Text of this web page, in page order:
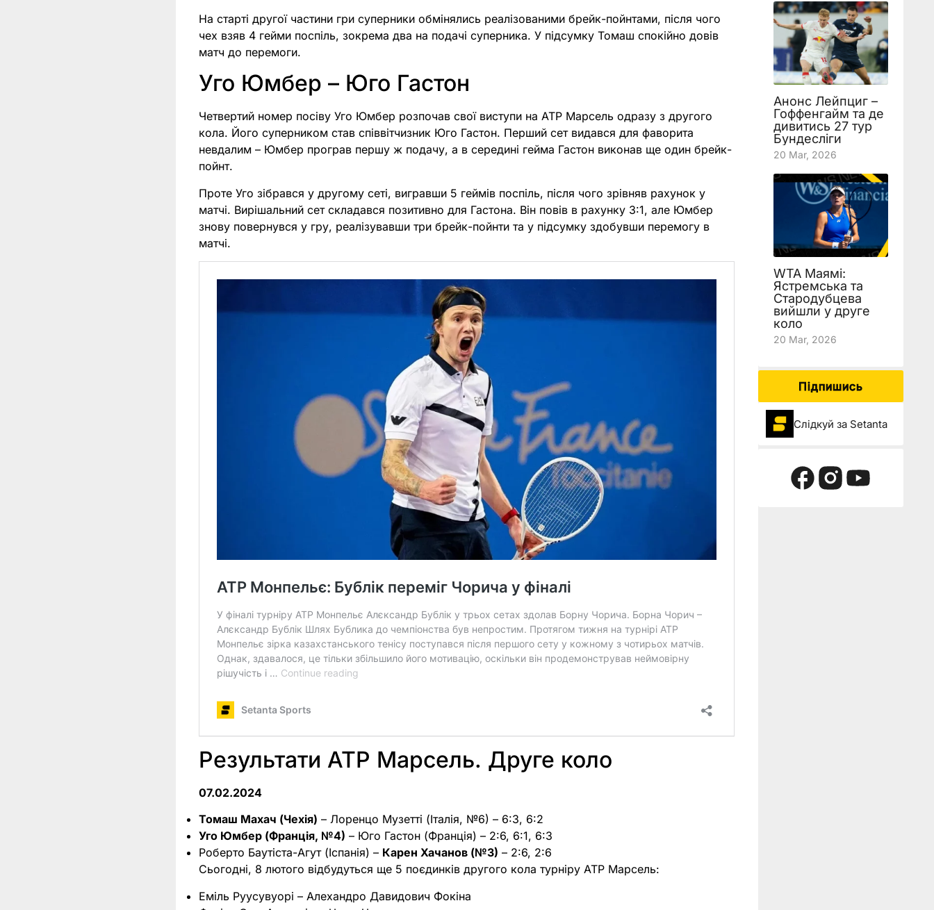
На старті другої частини гри суперники обмінялись реалізованими брейк-пойнтами, після чого
чех взяв 4 гейми поспіль, зокрема два на подачі суперника. У підсумку Томаш спокійно довів
матч до перемоги.
Уго Юмбер – Юго Гастон
Четвертий номер посіву Уго Юмбер розпочав свої виступи на ATP Марсель одразу з другого
кола. Його суперником став співвітчизник Юго Гастон. Перший сет видався для фаворита
невдалим – Юмбер програв першу ж подачу, а в середині гейма Гастон виконав ще один брейк-
пойнт.
Проте Уго зібрався у другому сеті, вигравши 5 геймів поспіль, після чого зрівняв рахунок у
матчі. Вирішальний сет складався позитивно для Гастона. Він повів в рахунку 3:1, але Юмбер
знову повернувся у гру, реалізувавши три брейк-пойнти та у підсумку здобувши перемогу в
матчі.
Результати ATP Марсель. Друге коло
07.02.2024
Томаш Махач (Чехія) – Лоренцо Музетті (Італія, №6) – 6:3, 6:2
Уго Юмбер (Франція, №4) – Юго Гастон (Франція) – 2:6, 6:1, 6:3
Роберто Баутіста-Агут (Іспанія) – Карен Хачанов (№3) – 2:6, 2:6
Сьогодні, 8 лютого відбудуться ще 5 поєдинків другого кола турніру ATP Марсель:
Еміль Руусувуорі – Алехандро Давидович Фокіна
Анонс Лейпциг –
Гоффенгайм та де
дивитись 27 тур
Бундесліги
20 Mar, 2026
WTA Маямі:
Ястремська та
Стародубцева
вийшли у друге
коло
20 Mar, 2026
Підпишись
Слідкуй за Setanta